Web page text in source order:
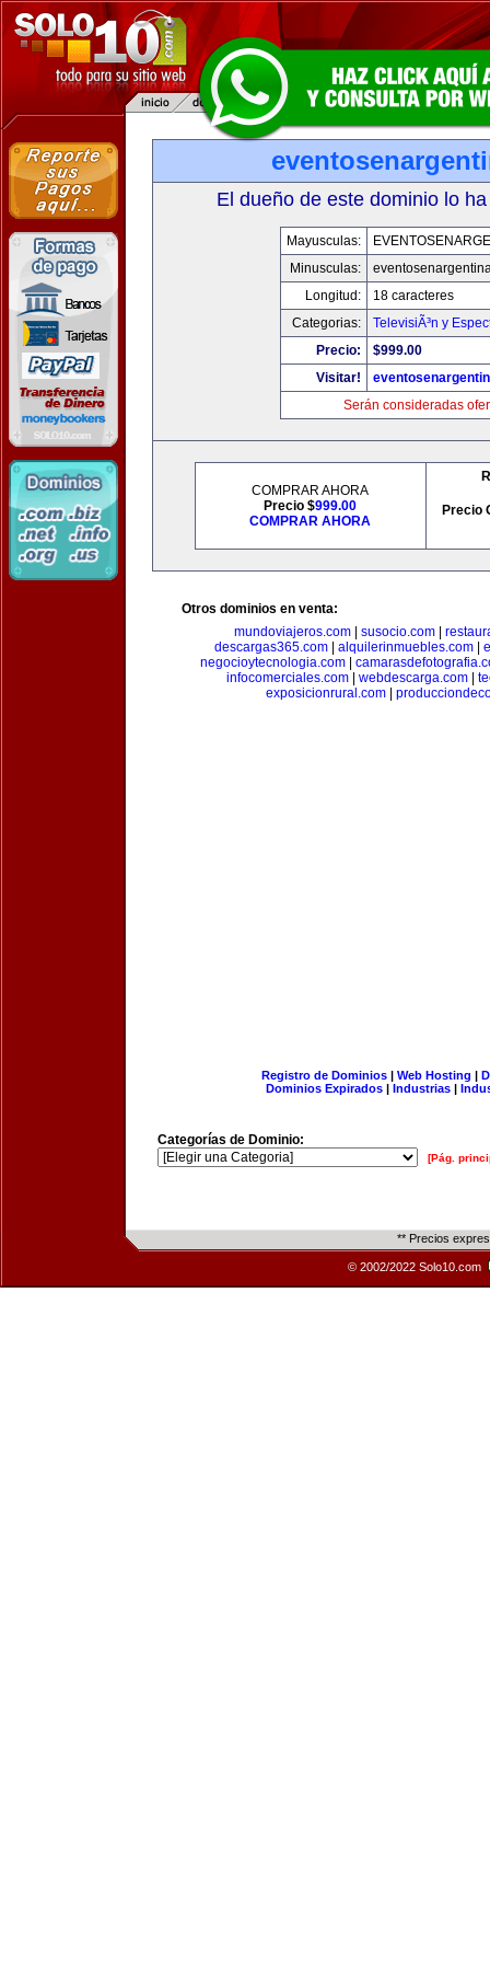
El dueño de este dominio lo
Mayusculas:
Minusculas:
Longitud:
18 caracteres
Categorias:
TelevisiÃ³n y
Precio:
$999.00
Visitar!
Serán consideradas
COMPRAR AHORA
Precio $999.00
COMPRAR AHORA
Precio
Otros dominios en venta:
mundoviajeros.com| susocio.com|
descargas365.com| alquilerinmuebles.com|
negocioytecnologia.com
infocomerciales.com| webdescarga.com|
exposicionrural.com
Registro de Dominios| Web Hosting |
Dominios Expirados | Industrias |
Categorías de Dominio:
[Pág.
** Precios
© 2002/2022 Solo10.com